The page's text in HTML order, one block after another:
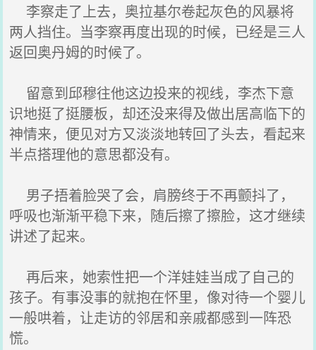
李察走了上去，奥拉基尔卷起灰色的风暴将
两人挡住。当李察再度出现的时候，已经是三人
返回奥丹姆的时候了。
留意到邱穆往他这边投来的视线，李杰下意
识地挺了挺腰板，却还没来得及做出居高临下的
神情来，便见对方又淡淡地转回了头去，看起来
半点搭理他的意思都没有。
男子捂着脸哭了会，肩膀终于不再颤抖了，
呼吸也渐渐平稳下来，随后擦了擦脸，这才继续
讲述了起来。
再后来，她索性把一个洋娃娃当成了自己的
孩子。有事没事的就抱在怀里，像对待一个婴儿
一般哄着，让走访的邻居和亲戚都感到一阵恐
慌。